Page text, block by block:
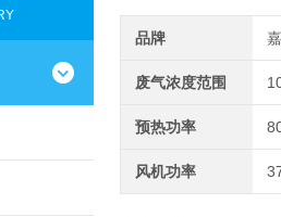
品牌
废气浓度范围
预热功率
风机功率